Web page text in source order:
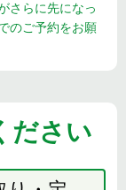
さらに先になっ
のご予約をお願
ださい